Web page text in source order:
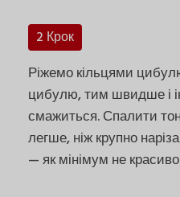
2 Крок
Ріжемо кільцями
цибулю, тим швидше і
смажиться. Спалити
легше, ніж крупно
— як мінімум не